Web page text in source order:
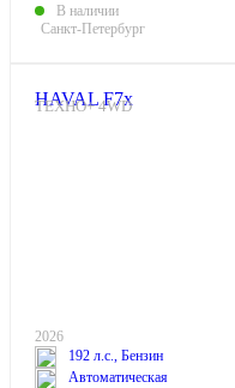
В наличии
Санкт-Петербург
HAVAL F7x
ТЕХНО+ 4WD
2026
192 л.с., Бензин
Автоматическая